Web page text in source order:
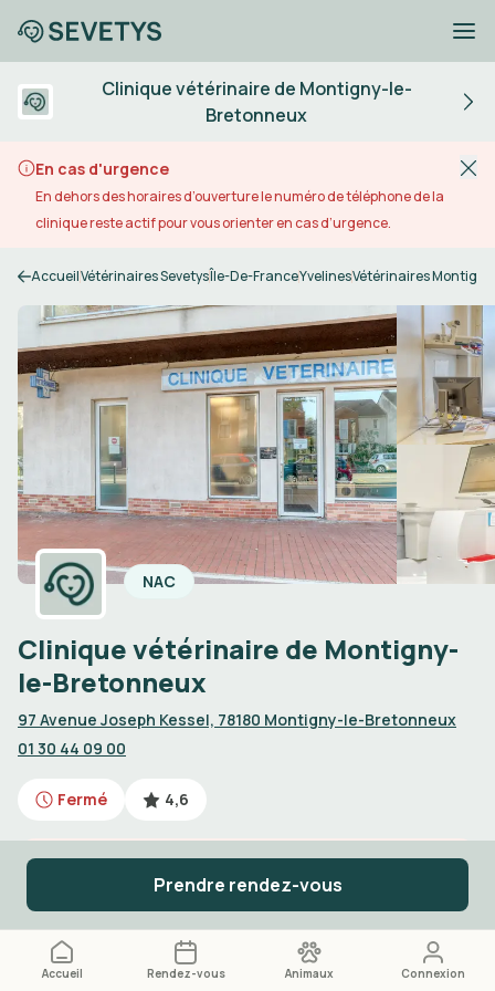
Accueil Rendez-vous Animaux Connexion
Clinique vétérinaire de Montigny-le-
Bretonneux
En cas d'urgence
En dehors des horaires d’ouverture le numéro de téléphone de la
clinique reste actif pour vous orienter en cas d’urgence.
AccueilVétérinaires SevetysÎle-De-FranceYvelinesVétérinaires
NAC
Clinique vétérinaire de Montigny-
le-Bretonneux
97 Avenue Joseph Kessel, 78180 Montigny-le-Bretonneux
01 30 44 09 00
Fermé 4,6
Urgences vétérinaires de jour
Appelez le01 30 44 09 00
Prendre rendez-vous